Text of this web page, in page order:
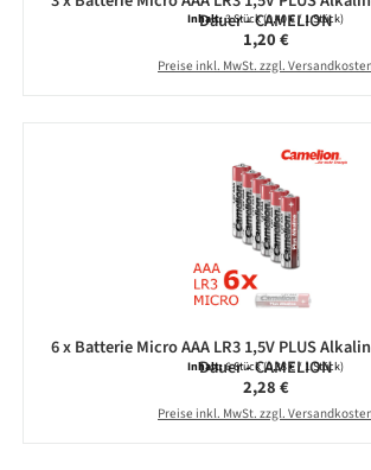
Dauer - CAMELION
Inhalt:3 Stück(0,40 € / 1 Stück)
Regulärer Preis:
1,20 €
Preise inkl. MwSt. zzgl.
6 x Batterie Micro AAA LR3 1,5V PLUS
Dauer - CAMELION
Inhalt:6 Stück(0,38 € / 1 Stück)
Regulärer Preis:
2,28 €
Preise inkl. MwSt. zzgl.